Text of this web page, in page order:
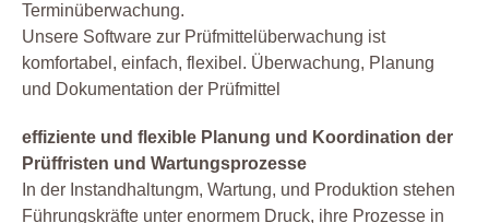
Terminüberwachung.
Unsere Software zur Prüfmittelüberwachung ist
komfortabel, einfach, flexibel. Überwachung, Planung
und Dokumentation der Prüfmittel
effiziente und flexible Planung und Koordination der
Prüffristen und Wartungsprozesse
In der Instandhaltungm, Wartung, und Produktion stehen
Führungskräfte unter enormem Druck, ihre Prozesse in